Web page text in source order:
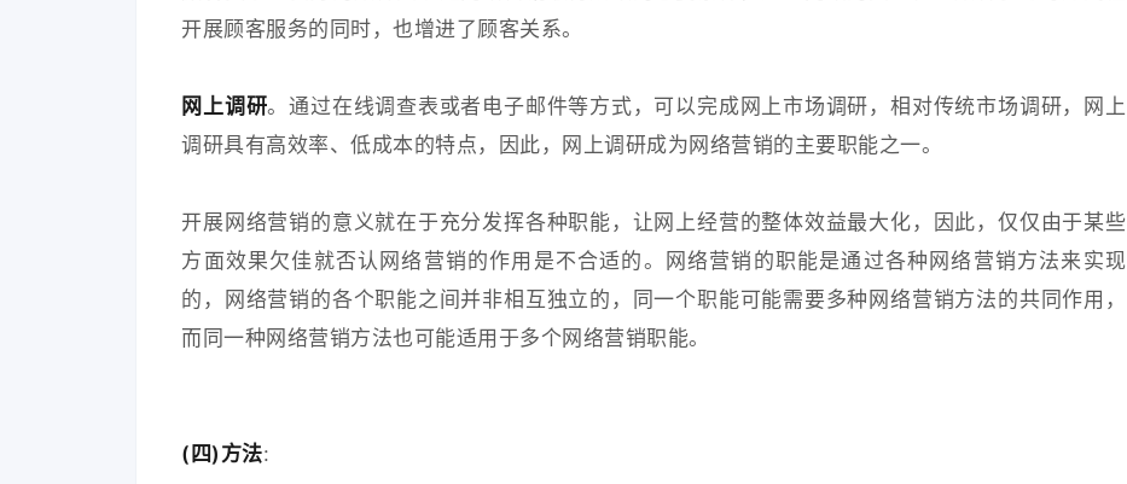
开展顾客服务的同时，也增进了顾客关系。
网上调研。通过在线调查表或者电子邮件等方式，可以完成网上市场调研，相对传统市场调研，网上
调研具有高效率、低成本的特点，因此，网上调研成为网络营销的主要职能之一。
开展网络营销的意义就在于充分发挥各种职能，让网上经营的整体效益最大化，因此，仅仅由于某些
方面效果欠佳就否认网络营销的作用是不合适的。网络营销的职能是通过各种网络营销方法来实现
的，网络营销的各个职能之间并非相互独立的，同一个职能可能需要多种网络营销方法的共同作用，
而同一种网络营销方法也可能适用于多个网络营销职能。
(四)方法: